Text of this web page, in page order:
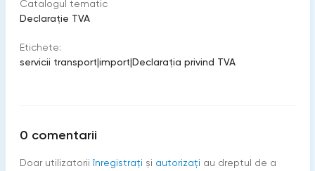
Catalogul tematic
Declarație TVA
Etichete:
servicii transport|import|Declaraţia privind TVA
0 comentarii
Doar utilizatorii înregistraţi şi autorizați au dreptul de a